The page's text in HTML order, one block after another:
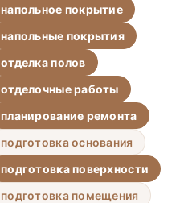
напольное покрытие
напольные покрытия
отделка полов
отделочные работы
планирование ремонта
подготовка основания
подготовка поверхности
подготовка помещения